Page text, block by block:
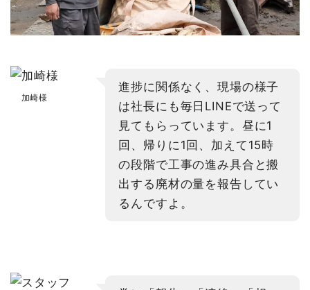
加崎様
進捗に関係なく、現場の様子
は社長にも毎日LINEで送って
見てもらっています。昼に1
回、帰りに1回、加えて15時
の段階で工事の進み具合と搬
出する廃材の量を報告してい
るんですよ。